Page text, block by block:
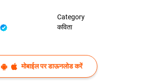
Category
कविता
मोबाईल पर डाऊनलोड करें